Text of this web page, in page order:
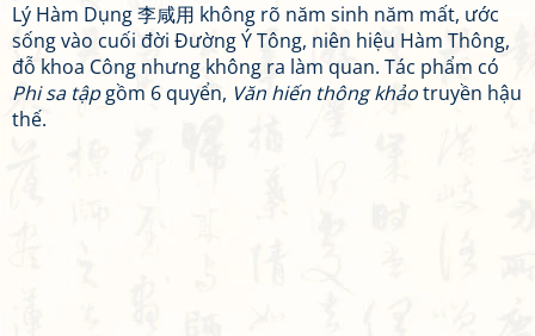
Lý Hàm Dụng 李咸用 không rõ năm sinh năm mất, ước
sống vào cuối đời Đường Ý Tông, niên hiệu Hàm Thông,
đỗ khoa Công nhưng không ra làm quan. Tác phẩm có
Phi sa tậpgồm 6 quyển, Văn hiến thông khảotruyền hậu
thế.